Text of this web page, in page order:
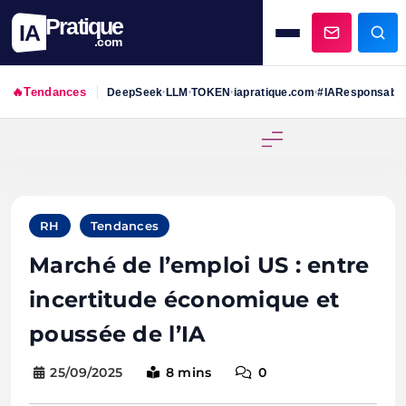
IA Pratique
.com
🔥Tendances DeepSeek•LLM•TOKEN•iapratique.com•#IAResponsable
RH Tendances
Marché de l’emploi US : entre
incertitude économique et
poussée de l’IA
25/09/2025 8 mins 0